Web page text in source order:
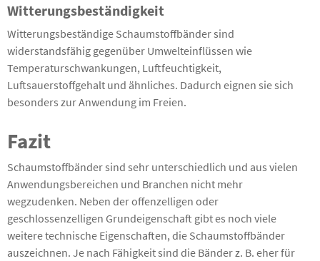
Witterungsbeständigkeit
Witterungsbeständige Schaumstoffbänder sind
widerstandsfähig gegenüber Umwelteinflüssen wie
Temperaturschwankungen, Luftfeuchtigkeit,
Luftsauerstoffgehalt und ähnliches. Dadurch eignen sie sich
besonders zur Anwendung im Freien.
Fazit
Schaumstoffbänder sind sehr unterschiedlich und aus vielen
Anwendungsbereichen und Branchen nicht mehr
wegzudenken. Neben der offenzelligen oder
geschlossenzelligen Grundeigenschaft gibt es noch viele
weitere technische Eigenschaften, die Schaumstoffbänder
auszeichnen. Je nach Fähigkeit sind die Bänder z. B. eher für